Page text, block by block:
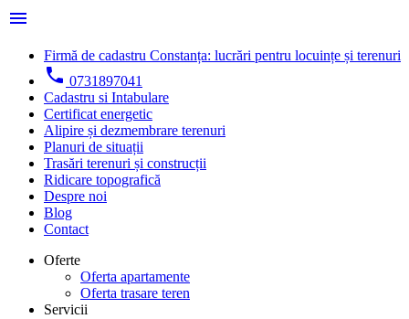
menu
Firmă de cadastru Constanța: lucrări pentru locuințe și terenuri
local_phone 0731897041
Cadastru si Intabulare
Certificat energetic
Alipire și dezmembrare terenuri
Planuri de situații
Trasări terenuri și construcții
Ridicare topografică
Despre noi
Blog
Contact
Oferte
Oferta apartamente
Oferta trasare teren
Servicii